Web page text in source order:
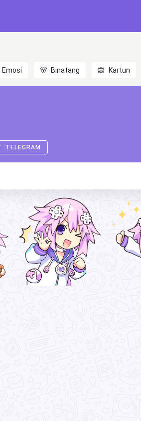
Emosi 🐻 Binatang 🙉 Kartun
TELEGRAM